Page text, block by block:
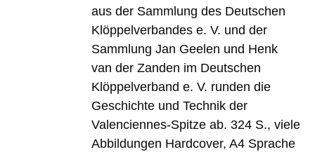
aus der Sammlung des Deutschen
Klöppelverbandes e. V. und der
Sammlung Jan Geelen und Henk
van der Zanden im Deutschen
Klöppelverband e. V. runden die
Geschichte und Technik der
Valenciennes-Spitze ab. 324 S., viele
Abbildungen Hardcover, A4 Sprache